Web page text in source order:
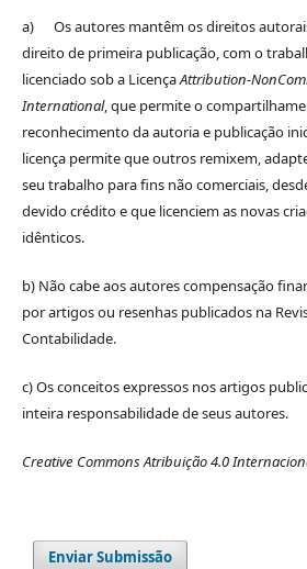
a) Os autores mantêm os direitos
direito de primeira publicação, com o
licenciado sob a LicençaAttribution-
International, que permite o
reconhecimento da autoria e publicação
licença permite que outros remixem,
seu trabalho para fins não comerciais,
devido crédito e que licenciem as novas
idênticos.
b) Não cabe aos autores compensação
por artigos ou resenhas publicados na
Contabilidade.
c) Os conceitos expressos nos artigos
inteira responsabilidade de seus autores.
Creative Commons Atribuição 4.0
Enviar Submissão